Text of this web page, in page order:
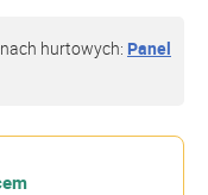
hurtowych: Panel